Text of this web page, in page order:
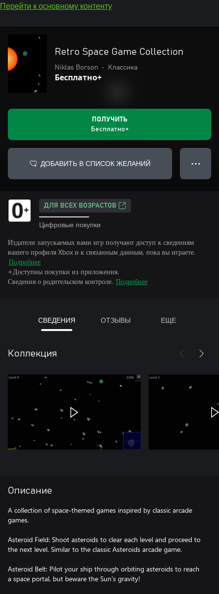
Перейти к основному контенту
Retro Space Game Collection
Niklas Borson • Классика
Бесплатно+
ПОЛУЧИТЬ
Бесплатно+
ДОБАВИТЬ В СПИСОК ЖЕЛАНИЙ ● ● ●
ДЛЯ ВСЕХ ВОЗРАСТОВ
Цифровые покупки
Издатели запускаемых вами игр получают доступ к сведениям
вашего профиля Xbox и к связанным данным, пока вы играете.
Подробнее
+Доступны покупки из приложения.
Сведения о родительском контроле. Подробнее
СВЕДЕНИЯ ОТЗЫВЫ ЕЩЕ
Коллекция
Описание
A collection of space-themed games inspired by classic arcade
games.
Asteroid Field: Shoot asteroids to clear each level and proceed to
the next level. Similar to the classic Asteroids arcade game.
Asteroid Belt: Pilot your ship through orbiting asteroids to reach
a space portal, but beware the Sun's gravity!